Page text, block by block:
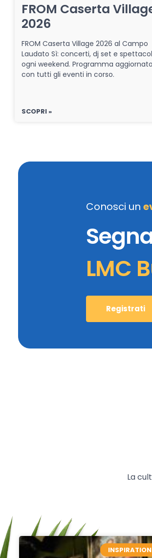
FROM Caserta
2026
FROM Caserta Village 2026 al Campo
Laudato Sì: concerti, dj set e
ogni weekend. Programma aggiornato
con tutti gli eventi in corso.
SCOPRI »
Conosci un
LMC
Registrati
La
INSPIRATION